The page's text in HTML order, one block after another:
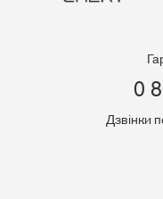
0
Дзвінки